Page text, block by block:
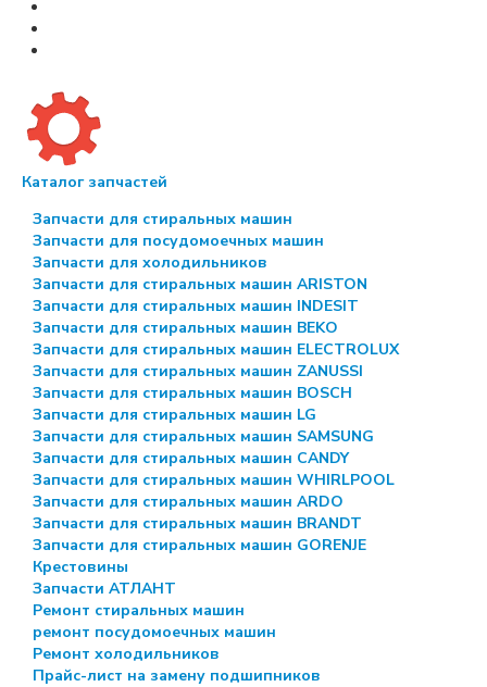
Каталог запчастей
Запчасти для стиральных машин
Запчасти для посудомоечных машин
Запчасти для холодильников
Запчасти для стиральных машин ARISTON
Запчасти для стиральных машин INDESIT
Запчасти для стиральных машин BEKO
Запчасти для стиральных машин ELECTROLUX
Запчасти для стиральных машин ZANUSSI
Запчасти для стиральных машин BOSCH
Запчасти для стиральных машин LG
Запчасти для стиральных машин SAMSUNG
Запчасти для стиральных машин CANDY
Запчасти для стиральных машин WHIRLPOOL
Запчасти для стиральных машин ARDO
Запчасти для стиральных машин BRANDT
Запчасти для стиральных машин GORENJE
Крестовины
Запчасти АТЛАНТ
Ремонт стиральных машин
ремонт посудомоечных машин
Ремонт холодильников
Прайс-лист на замену подшипников